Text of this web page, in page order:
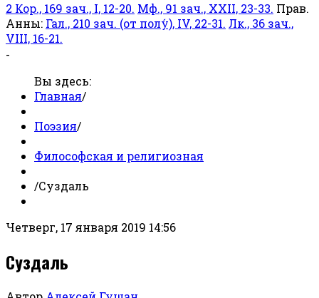
2 Кор., 169 зач., I, 12-20. Мф., 91 зач., XXII, 23-33. Прав.
Анны: Гал., 210 зач. (от полу́), IV, 22-31. Лк., 36 зач.,
VIII, 16-21.
-
Вы здесь:
Главная/
Поэзия/
Философская и религиозная
/Суздаль
Четверг, 17 января 2019 14:56
Суздаль